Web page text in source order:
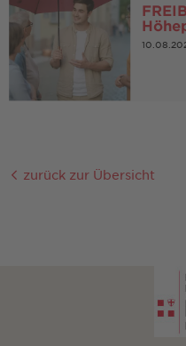
zurück zur Übersicht